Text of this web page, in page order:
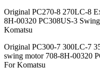
Original PC270-8 270LC-8
8H-00320 PC308US-3
Komatsu
Original PC300-7 300LC-7
swing motor 708-8H-00320
For Komatsu